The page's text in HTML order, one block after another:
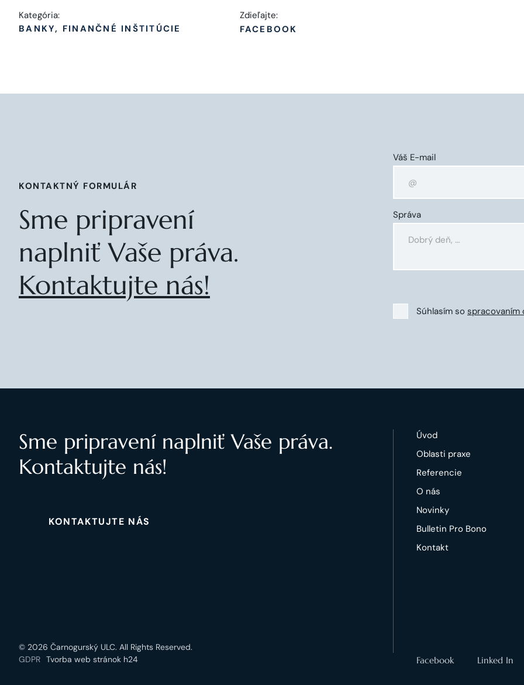
Kategória:
BANKY, FINANČNÉ INŠTITÚCIE
Zdieľajte:
FACEBOOK
KONTAKTNÝ FORMULÁR
Sme pripravení
naplniť Vaše práva.
Kontaktujte nás!
Váš E-mail
Správa
Súhlasím so spracovaním
Sme pripravení naplniť Vaše práva.
Kontaktujte nás!
KONTAKTUJTE NÁS
Úvod
Oblasti praxe
Referencie
O nás
Novinky
Bulletin Pro Bono
Kontakt
Facebook Linked In
© 2026 Čarnogurský ULC. All Rights Reserved.
GDPR Tvorba web stránok h24